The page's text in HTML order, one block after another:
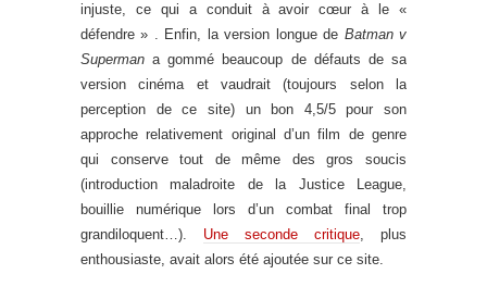
injuste, ce qui a conduit à avoir cœur à le «
défendre » . Enfin, la version longue de Batman v
Superman a gommé beaucoup de défauts de sa
version cinéma et vaudrait (toujours selon la
perception de ce site) un bon 4,5/5 pour son
approche relativement original d’un film de genre
qui conserve tout de même des gros soucis
(introduction maladroite de la Justice League,
bouillie numérique lors d’un combat final trop
grandiloquent…). Une seconde critique, plus
enthousiaste, avait alors été ajoutée sur ce site.